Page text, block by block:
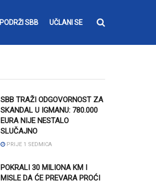
PODRŽI SBB UČLANI SE
SBB TRAŽI ODGOVORNOST ZA
SKANDAL U IGMANU: 780.000
EURA NIJE NESTALO
SLUČAJNO
PRIJE 1 SEDMICA
POKRALI 30 MILIONA KM I
MISLE DA ĆE PREVARA PROĆI